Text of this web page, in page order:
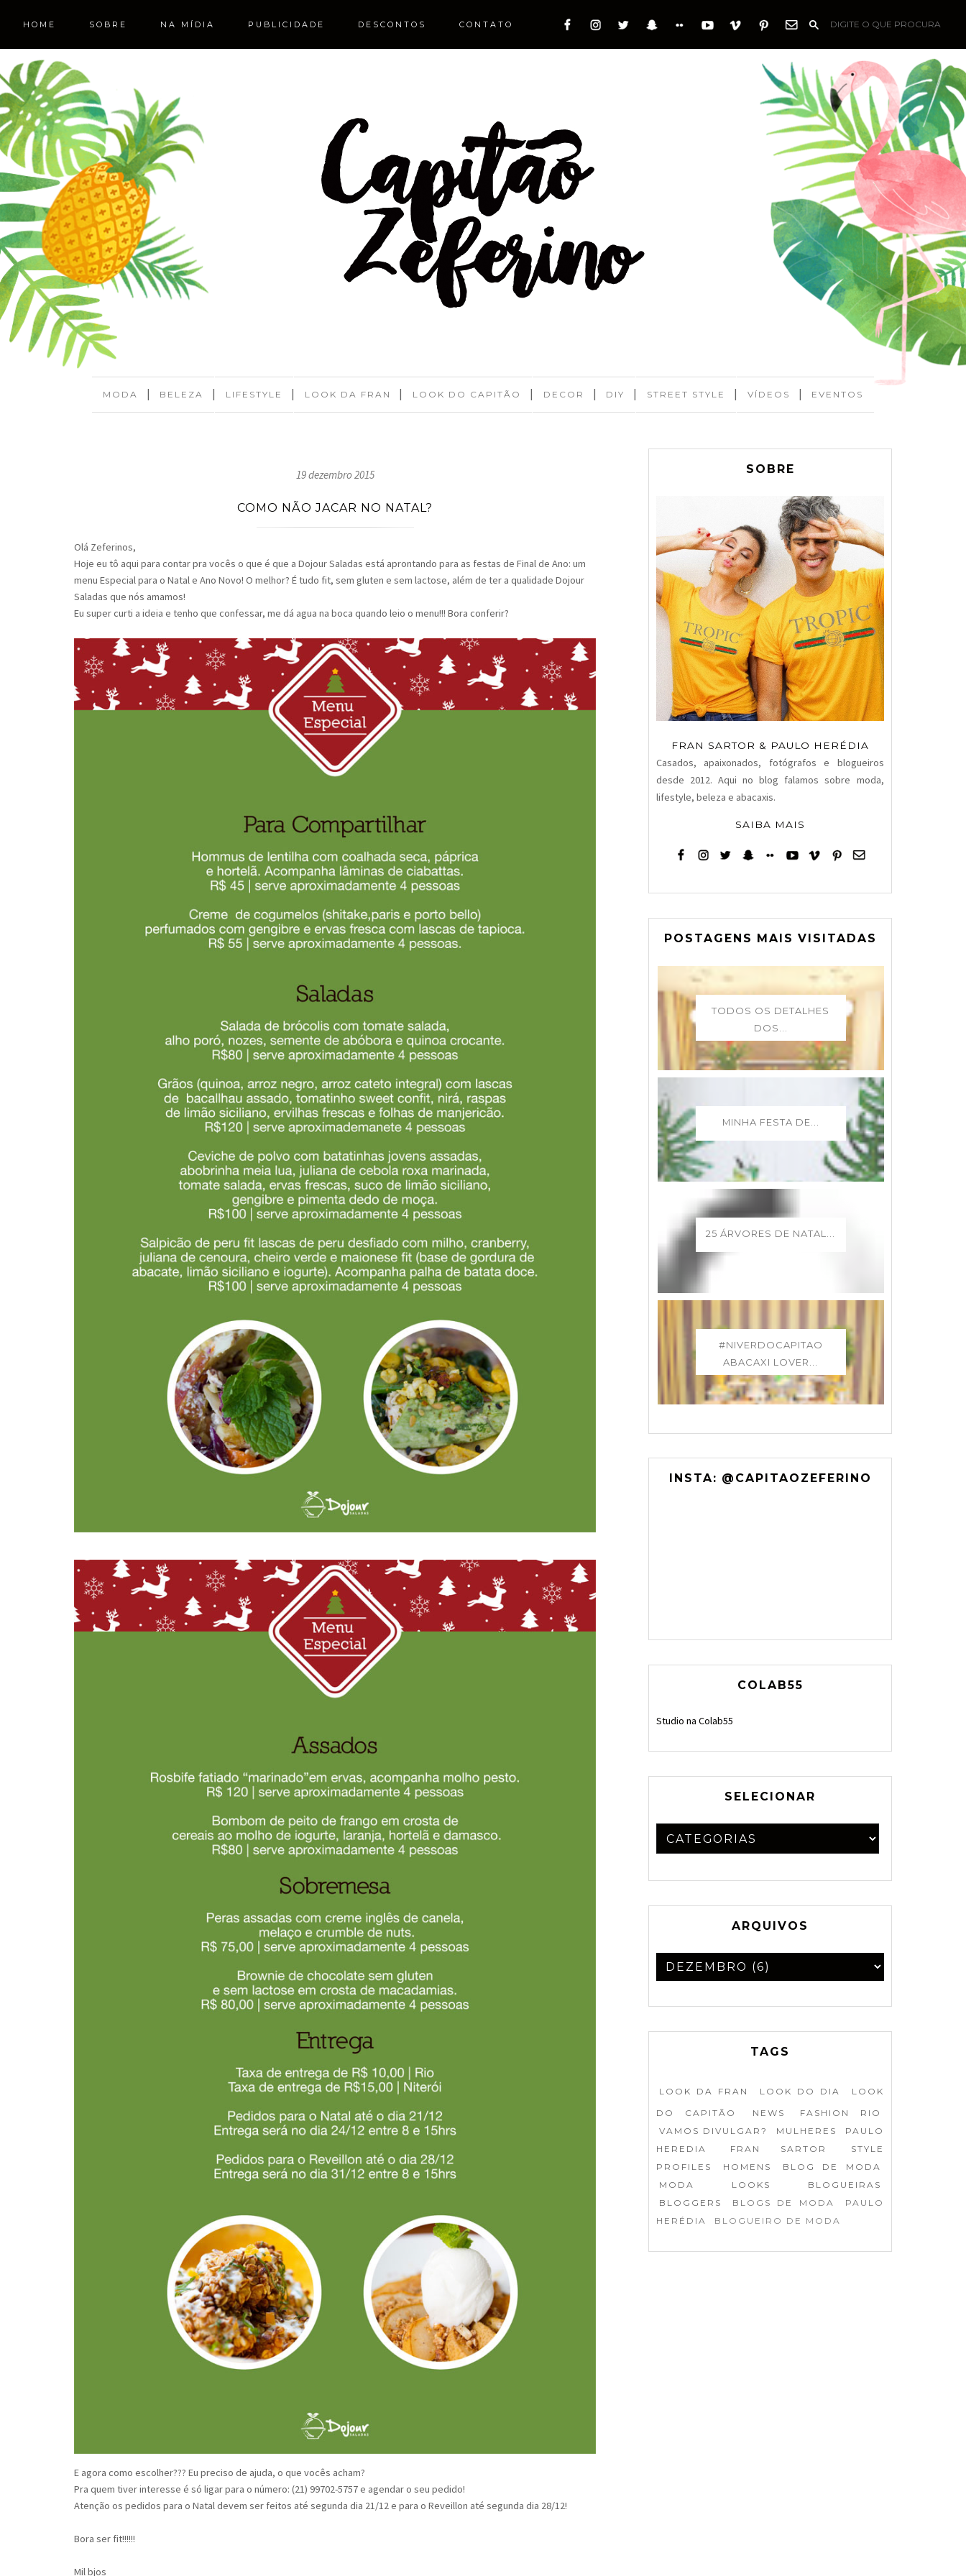
MODA | BELEZA | LIFESTYLE | LOOK DA FRAN | LOOK DO CAPITÃO | DECOR | DIY | STREET STYLE | VÍDEOS | EVENTOS
HOME SOBRE NA MÍDIA PUBLICIDADE DESCONTOS CONTATO
19 dezembro 2015
COMO NÃO JACAR NO NATAL?
Olá Zeferinos,
Hoje eu tô aqui para contar pra vocês o que é que a Dojour Saladas está aprontando para as festas de Final de Ano: um
menu Especial para o Natal e Ano Novo! O melhor? É tudo fit, sem gluten e sem lactose, além de ter a qualidade Dojour
Saladas que nós amamos!
Eu super curti a ideia e tenho que confessar, me dá agua na boca quando leio o menu!!! Bora conferir?
E agora como escolher??? Eu preciso de ajuda, o que vocês acham?
Pra quem tiver interesse é só ligar para o número: (21) 99702-5757 e agendar o seu pedido!
Atenção os pedidos para o Natal devem ser feitos até segunda dia 21/12 e para o Reveillon até segunda dia 28/12!
Bora ser fit!!!!!!
Mil bjos
SOBRE
FRAN SARTOR & PAULO HERÉDIA
Casados, apaixonados, fotógrafos e blogueiros
desde 2012. Aqui no blog falamos sobre moda,
lifestyle, beleza e abacaxis.
SAIBA MAIS
POSTAGENS MAIS VISITADAS
TODOS OS DETALHES
DOS...
MINHA FESTA DE...
25 ÁRVORES DE NATAL...
#NIVERDOCAPITAO
ABACAXI LOVER...
INSTA: @CAPITAOZEFERINO
COLAB55
Studio na Colab55
SELECIONAR
ARQUIVOS
TAGS
LOOK DA FRAN LOOK DO DIA
LOOK
DO CAPITÃO
NEWS
FASHION RIO
VAMOS DIVULGAR?
MULHERES
PAULO
HEREDIA
FRAN SARTOR
STYLE
PROFILES
HOMENS
BLOG DE MODA
MODA
LOOKS
BLOGUEIRAS
BLOGGERS
BLOGS DE MODA
PAULO
HERÉDIA
BLOGUEIRO DE MODA